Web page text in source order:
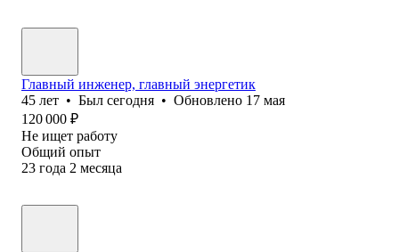
Главный инженер, главный энергетик
45 лет • Был сегодня • Обновлено 17 мая
120 000 ₽
Не ищет работу
Общий опыт
23 года 2 месяца